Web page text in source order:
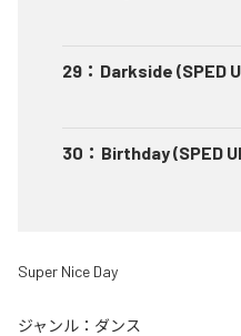
29 ： Darkside (SPED
30 ： Birthday (SPED
Super Nice Day
ジャンル： ダンス